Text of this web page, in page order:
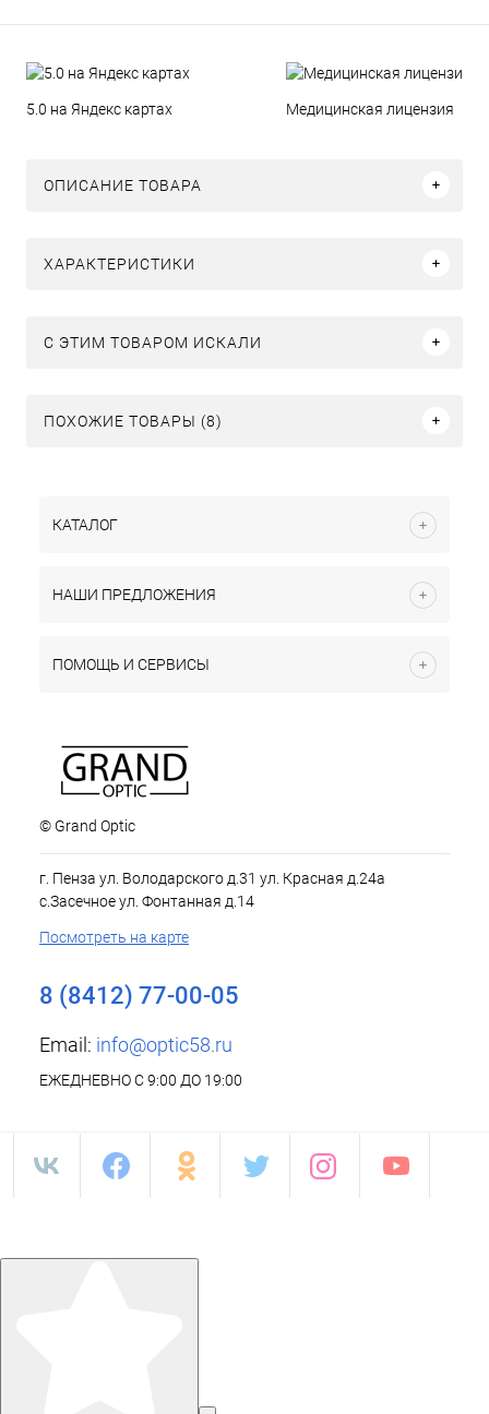
5.0 на Яндекс картах Медицинская лицензия
ОПИСАНИЕ ТОВАРА
ХАРАКТЕРИСТИКИ
C ЭТИМ ТОВАРОМ ИСКАЛИ
ПОХОЖИЕ ТОВАРЫ (8)
КАТАЛОГ
НАШИ ПРЕДЛОЖЕНИЯ
ПОМОЩЬ И СЕРВИСЫ
© Grand Optic
г. Пенза ул. Володарского д.31 ул. Красная д.24а
с.Засечное ул. Фонтанная д.14
Посмотреть на карте
8 (8412) 77-00-05
Email: info@optic58.ru
ЕЖЕДНЕВНО С 9:00 ДО 19:00